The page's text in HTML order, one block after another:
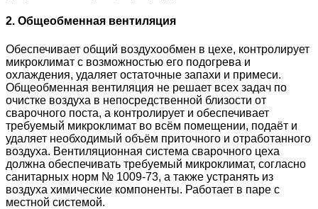
2. Общеобменная вентиляция
Обеспечивает общий воздухообмен в цехе, контролирует
микроклимат с возможностью его подогрева и
охлаждения, удаляет остаточные запахи и примеси.
Общеобменная вентиляция не решает всех задач по
очистке воздуха в непосредственной близости от
сварочного поста, а контролирует и обеспечивает
требуемый микроклимат во всём помещении, подаёт и
удаляет необходимый объём приточного и отработанного
воздуха. Вентиляционная система сварочного цеха
должна обеспечивать требуемый микроклимат, согласно
санитарных норм № 1009-73, а также устранять из
воздуха химические компоненты. Работает в паре с
местной системой.